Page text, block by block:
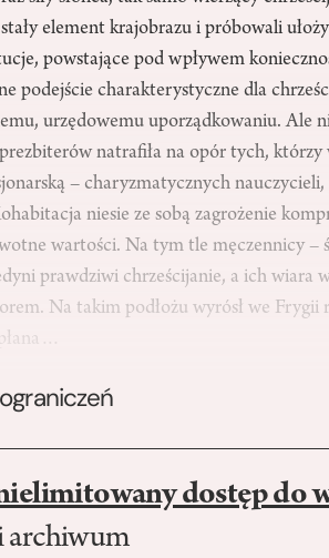
element krajobrazu i próbowali
powstające pod wpływem
podejście charakterystyczne dla
urzędowemu uporządkowaniu. Ale
natrafiła na opór tych,
– charyzmatycznych
niesie ze sobą zagrożenie
wartości. Na tym tle męczennicy –
prawdziwi chrześcijanie, a ich wiara
Na takim podłożu wyrósł we
dostęp do
archiwum